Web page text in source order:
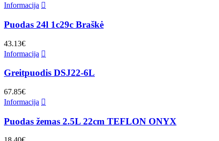
Informacija
Puodas 24l 1c29c Braškė
43.13€
Informacija
Greitpuodis DSJ22-6L
67.85€
Informacija
Puodas žemas 2.5L 22cm TEFLON ONYX